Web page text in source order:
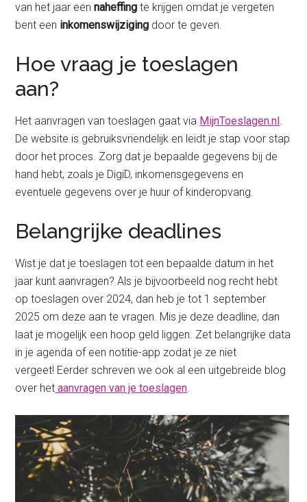
van het jaar eennaheffingte krijgen omdat je vergeten
bent een inkomenswijziging door te geven.
Hoe vraag je toeslagen
aan?
Het aanvragen van toeslagen gaat via MijnToeslagen.nl .
De website is gebruiksvriendelijk en leidt je stap voor stap
door het proces. Zorg dat je bepaalde gegevens bij de
hand hebt, zoals je DigiD, inkomensgegevens en
eventuele gegevens over je huur of kinderopvang.
Belangrijke deadlines
Wist je dat je toeslagen tot een bepaalde datum in het
jaar kunt aanvragen? Als je bijvoorbeeld nog recht hebt
op toeslagen over 2024, dan heb je tot 1 september
2025 om deze aan te vragen. Mis je deze deadline, dan
laat je mogelijk een hoop geld liggen. Zet belangrijke data
in je agenda of een notitie-app zodat je ze niet
vergeet! Eerder schreven we ook al een uitgebreide blog
over het aanvragen van je toeslagen.